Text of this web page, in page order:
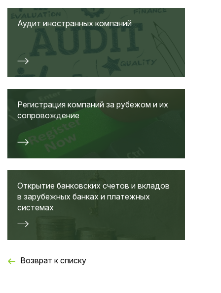
Аудит иностранных компаний
Регистрация компаний за рубежом и их
сопровождение
Открытие банковских счетов и вкладов
в зарубежных банках и платежных
системах
Возврат к списку